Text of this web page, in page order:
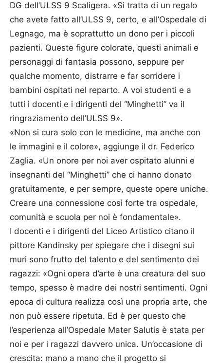
DG dell’ULSS 9 Scaligera. «Si tratta di un regalo
che avete fatto all’ULSS 9, certo, e all’Ospedale di
Legnago, ma è soprattutto un dono per i piccoli
pazienti. Queste figure colorate, questi animali e
personaggi di fantasia possono, seppure per
qualche momento, distrarre e far sorridere i
bambini ospitati nel reparto. A voi studenti e a
tutti i docenti e i dirigenti del “Minghetti” va il
ringraziamento dell’ULSS 9».
«Non si cura solo con le medicine, ma anche con
le immagini e il colore», aggiunge il dr. Federico
Zaglia. «Un onore per noi aver ospitato alunni e
insegnanti del “Minghetti” che ci hanno donato
gratuitamente, e per sempre, queste opere uniche.
Creare una connessione così forte tra ospedale,
comunità e scuola per noi è fondamentale».
I docenti e i dirigenti del Liceo Artistico citano il
pittore Kandinsky per spiegare che i disegni sui
muri sono frutto del talento e del sentimento dei
ragazzi: «Ogni opera d’arte è una creatura del suo
tempo, spesso è madre dei nostri sentimenti. Ogni
epoca di cultura realizza così una propria arte, che
non può essere ripetuta. Ed è per questo che
l’esperienza all’Ospedale Mater Salutis è stata per
noi e per i ragazzi davvero unica. Un’occasione di
crescita: mano a mano che il progetto si